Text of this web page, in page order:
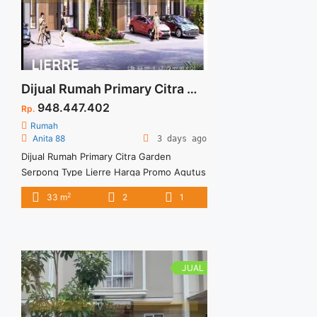
Dijual Rumah Primary Citra Garden Serpong Type Lierre Harga Promo Agutus dan Free PPN Hunian Nyaman
Rp. 948.447.402
Rumah
Anita 88
3 days ago
Dijual Rumah Primary Citra Garden
Serpong Type Lierre Harga Promo Agutus
dan Free PPN Hunian Nyaman Spesifikasi
: Luas Tanah : 33 m2 Luas Bangunan : 72
System & Smart Door Lock ( Main Door)
Stock Terbatas Rumah Hunian ... <a
title="Dijual Rumah Primary Citra Garden
Serpong Type Lierre Harga Promo Agutus
dan Free PPN Hunian Nyaman"
33 m2 2 1
JUAL